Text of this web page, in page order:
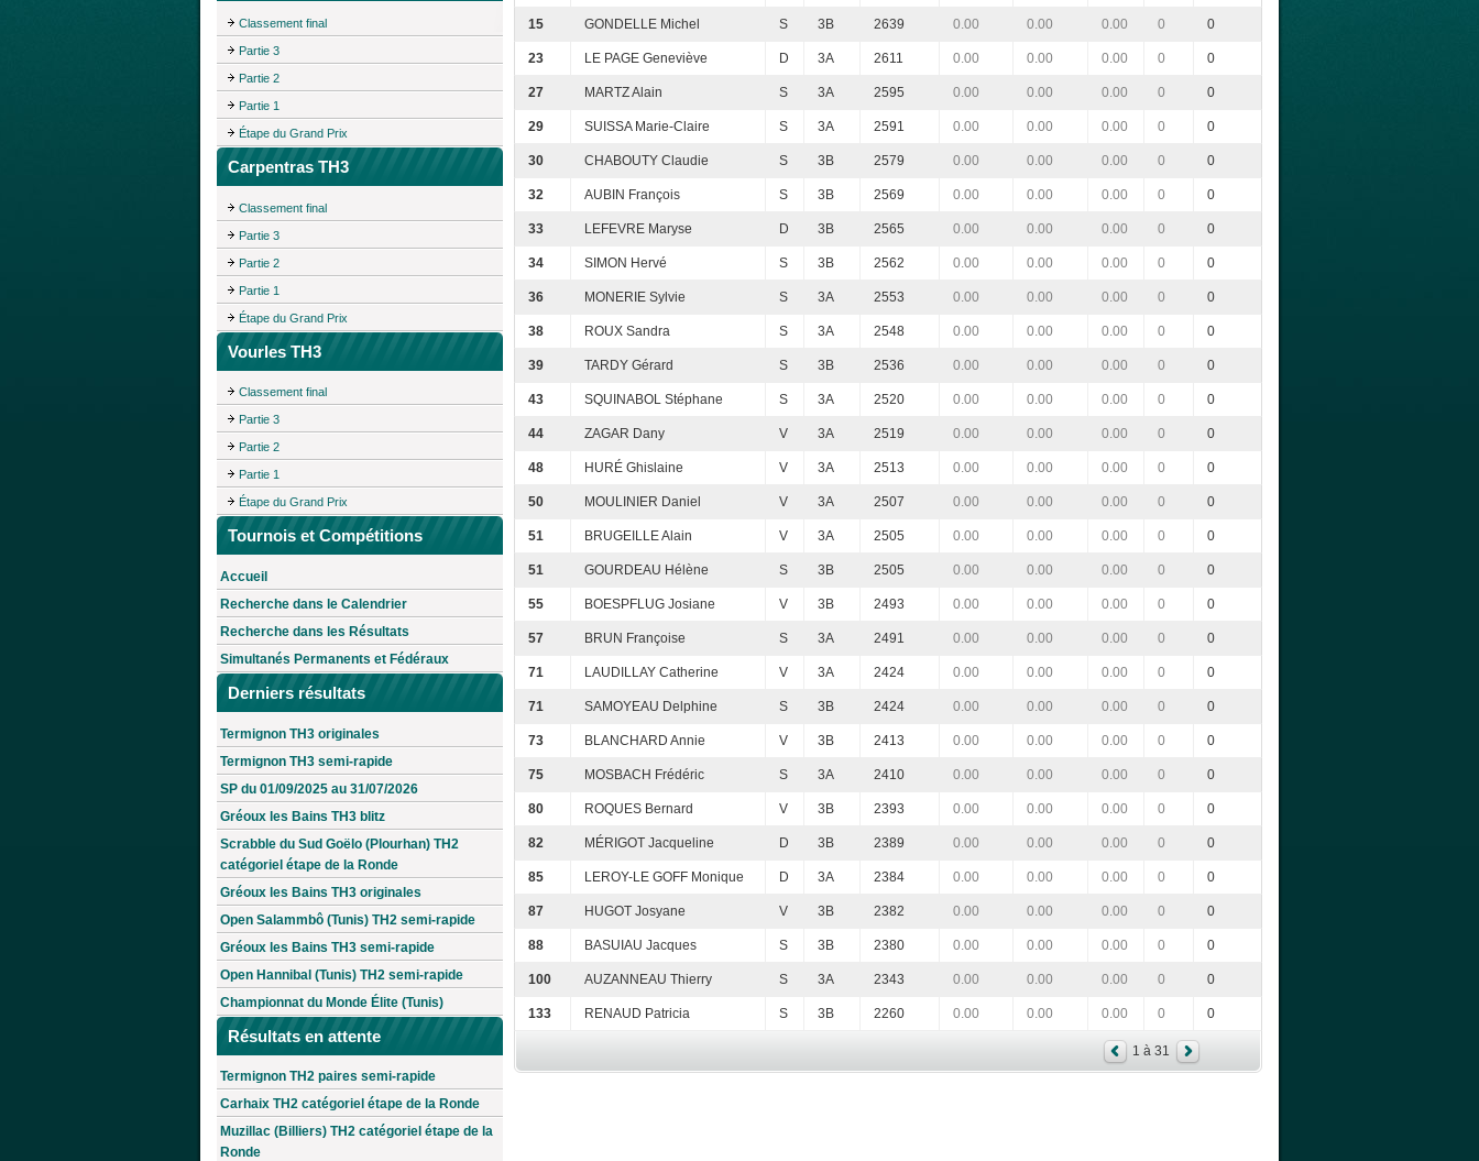
Classement final
Partie 3
Partie 2
Partie 1
Étape du Grand Prix
Carpentras TH3
Classement final
Partie 3
Partie 2
Partie 1
Étape du Grand Prix
Vourles TH3
Classement final
Partie 3
Partie 2
Partie 1
Étape du Grand Prix
Tournois et Compétitions
Accueil
Recherche dans le Calendrier
Recherche dans les Résultats
Simultanés Permanents et Fédéraux
Derniers résultats
Termignon TH3 originales
Termignon TH3 semi-rapide
SP du 01/09/2025 au 31/07/2026
Gréoux les Bains TH3 blitz
Scrabble du Sud Goëlo (Plourhan) TH2
catégoriel étape de la Ronde
Gréoux les Bains TH3 originales
Open Salammbô (Tunis) TH2 semi-rapide
Gréoux les Bains TH3 semi-rapide
Open Hannibal (Tunis) TH2 semi-rapide
Championnat du Monde Élite (Tunis)
Résultats en attente
Termignon TH2 paires semi-rapide
Carhaix TH2 catégoriel étape de la Ronde
Muzillac (Billiers) TH2 catégoriel étape de la
Ronde
15 GONDELLE Michel S 3B 2639 0.00 0.00 0.00 0 0
23 LE PAGE Geneviève D 3A 2611 0.00 0.00 0.00 0 0
27 MARTZ Alain S 3A 2595 0.00 0.00 0.00 0 0
29 SUISSA Marie-Claire S 3A 2591 0.00 0.00 0.00 0 0
30 CHABOUTY Claudie S 3B 2579 0.00 0.00 0.00 0 0
32 AUBIN François S 3B 2569 0.00 0.00 0.00 0 0
33 LEFEVRE Maryse D 3B 2565 0.00 0.00 0.00 0 0
34 SIMON Hervé S 3B 2562 0.00 0.00 0.00 0 0
36 MONERIE Sylvie S 3A 2553 0.00 0.00 0.00 0 0
38 ROUX Sandra S 3A 2548 0.00 0.00 0.00 0 0
39 TARDY Gérard S 3B 2536 0.00 0.00 0.00 0 0
43 SQUINABOL Stéphane S 3A 2520 0.00 0.00 0.00 0 0
44 ZAGAR Dany V 3A 2519 0.00 0.00 0.00 0 0
48 HURÉ Ghislaine V 3A 2513 0.00 0.00 0.00 0 0
50 MOULINIER Daniel V 3A 2507 0.00 0.00 0.00 0 0
51 BRUGEILLE Alain V 3A 2505 0.00 0.00 0.00 0 0
51 GOURDEAU Hélène S 3B 2505 0.00 0.00 0.00 0 0
55 BOESPFLUG Josiane V 3B 2493 0.00 0.00 0.00 0 0
57 BRUN Françoise S 3A 2491 0.00 0.00 0.00 0 0
71 LAUDILLAY Catherine V 3A 2424 0.00 0.00 0.00 0 0
71 SAMOYEAU Delphine S 3B 2424 0.00 0.00 0.00 0 0
73 BLANCHARD Annie V 3B 2413 0.00 0.00 0.00 0 0
75 MOSBACH Frédéric S 3A 2410 0.00 0.00 0.00 0 0
80 ROQUES Bernard V 3B 2393 0.00 0.00 0.00 0 0
82 MÉRIGOT Jacqueline D 3B 2389 0.00 0.00 0.00 0 0
85 LEROY-LE GOFF Monique D 3A 2384 0.00 0.00 0.00 0 0
87 HUGOT Josyane V 3B 2382 0.00 0.00 0.00 0 0
88 BASUIAU Jacques S 3B 2380 0.00 0.00 0.00 0 0
100 AUZANNEAU Thierry S 3A 2343 0.00 0.00 0.00 0 0
133 RENAUD Patricia S 3B 2260 0.00 0.00 0.00 0 0
1 à 31